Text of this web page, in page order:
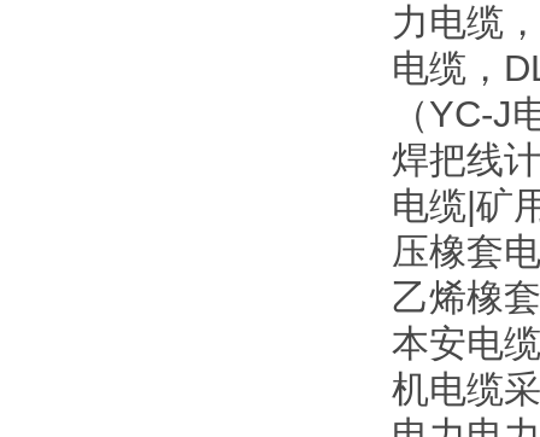
力电缆
电缆，
（YC-
焊把线
电缆|矿
压橡套
乙烯橡
本安电
机电缆